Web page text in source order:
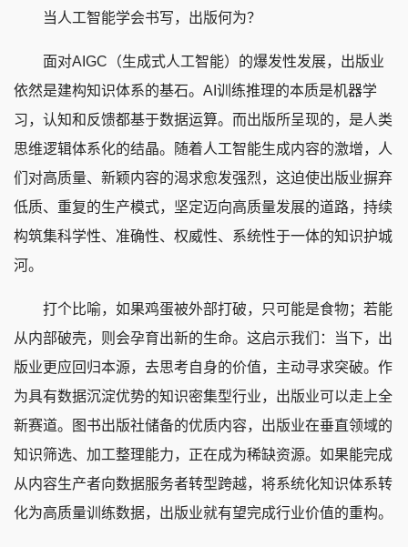
当人工智能学会书写，出版何为？
面对AIGC（生成式人工智能）的爆发性发展，出版业
依然是建构知识体系的基石。AI训练推理的本质是机器学
习，认知和反馈都基于数据运算。而出版所呈现的，是人类
思维逻辑体系化的结晶。随着人工智能生成内容的激增，人
们对高质量、新颖内容的渴求愈发强烈，这迫使出版业摒弃
低质、重复的生产模式，坚定迈向高质量发展的道路，持续
构筑集科学性、准确性、权威性、系统性于一体的知识护城
河。
打个比喻，如果鸡蛋被外部打破，只可能是食物；若能
从内部破壳，则会孕育出新的生命。这启示我们：当下，出
版业更应回归本源，去思考自身的价值，主动寻求突破。作
为具有数据沉淀优势的知识密集型行业，出版业可以走上全
新赛道。图书出版社储备的优质内容，出版业在垂直领域的
知识筛选、加工整理能力，正在成为稀缺资源。如果能完成
从内容生产者向数据服务者转型跨越，将系统化知识体系转
化为高质量训练数据，出版业就有望完成行业价值的重构。